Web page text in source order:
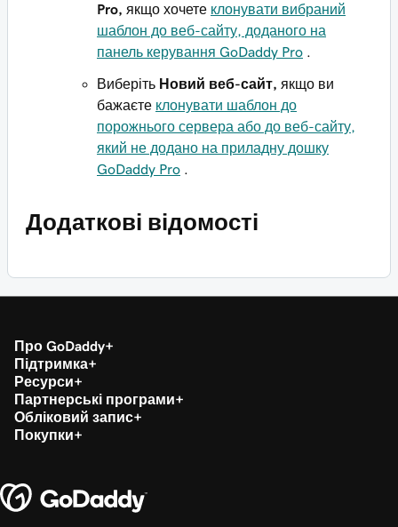
Pro, якщо хочете клонувати вибраний
шаблон до веб-сайту, доданого на
панель керування GoDaddy Pro
Виберіть Новий веб-сайт, якщо ви
бажаєте клонувати шаблон до
порожнього сервера або до веб-сайту,
який не додано на приладну дошку
GoDaddy Pro
Додаткові відомості
Про GoDaddy
Підтримка
Ресурси
Партнерські програми
Обліковий запис
Покупки